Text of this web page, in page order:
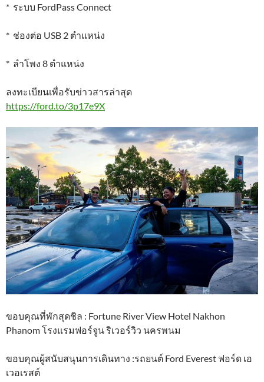
* ระบบ FordPass Connect
* ช่องต่อ USB 2 ตำแหน่ง
* ลำโพง 8 ตำแหน่ง
ลงทะเบียนเพื่อรับข่าวสารล่าสุด
https://ford.to/3p17e9X
ขอบคุณที่พักสุดชิล : Fortune River View Hotel Nakhon
Phanom โรงแรมฟอร์จูน ริเวอร์วิว นครพนม
ขอบคุณผู้สนับสนุนการเดินทาง :รถยนต์ Ford Everest ฟอร์ด เอ
เวอเรสต์